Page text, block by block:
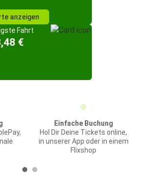
anzeigen
Fahrt
€
Einfache Buchung
Hol Dir Deine Tickets online,
in unserer App oder in einem
Flixshop